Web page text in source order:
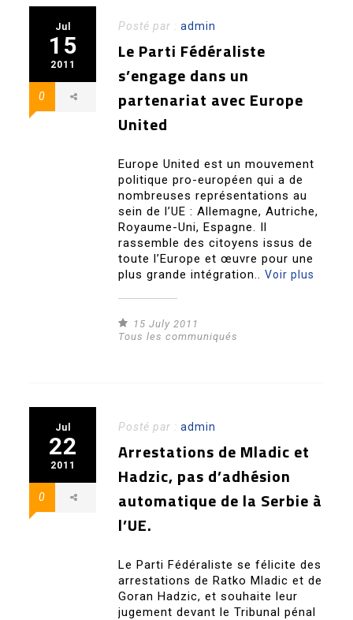
Jul
15
2011
0
Posté par :admin
Le Parti Fédéraliste
s’engage dans un
partenariat avec Europe
United
Europe United est un mouvement
politique pro-européen qui a de
nombreuses représentations au
sein de l’UE : Allemagne, Autriche,
Royaume-Uni, Espagne. Il
rassemble des citoyens issus de
toute l’Europe et œuvre pour une
plus grande intégration..Voir plus
15 July 2011
Tous les communiqués
Jul
22
2011
0
Posté par :admin
Arrestations de Mladic et
Hadzic, pas d’adhésion
automatique de la Serbie à
l’UE.
Le Parti Fédéraliste se félicite des
arrestations de Ratko Mladic et de
Goran Hadzic, et souhaite leur
jugement devant le Tribunal pénal